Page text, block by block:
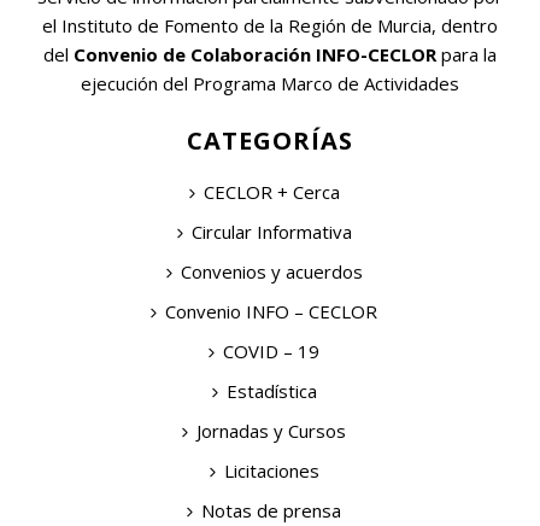
el Instituto de Fomento de la Región de Murcia, dentro
del Convenio de Colaboración INFO-CECLOR para la
ejecución del Programa Marco de Actividades
CATEGORÍAS
CECLOR + Cerca
Circular Informativa
Convenios y acuerdos
Convenio INFO – CECLOR
COVID – 19
Estadística
Jornadas y Cursos
Licitaciones
Notas de prensa